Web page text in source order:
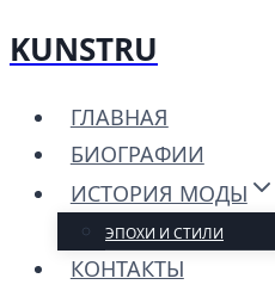
Перейти
содержимому
KUNSTRU
ГЛАВНАЯ
БИОГРАФИИ
ИСТОРИЯ МОДЫ
ЭПОХИ И СТИЛИ
КОНТАКТЫ